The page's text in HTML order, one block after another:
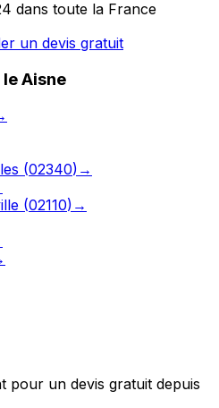
dans toute la France
un devis gratuit
leAisne
(02340) →
(02110) →
pour un devis gratuit depuis